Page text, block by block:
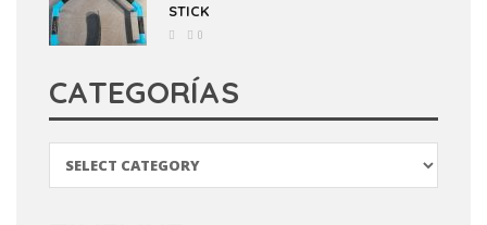
STICK
0
CATEGORÍAS